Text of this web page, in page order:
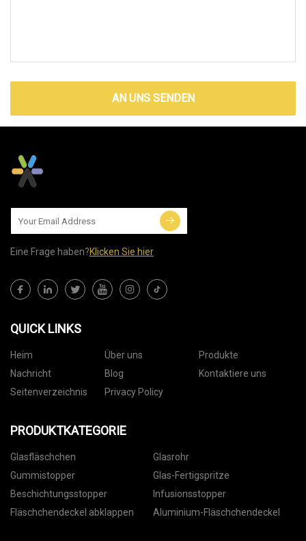
AN UNS SENDEN
Eine Frage haben?Klicken Sie hier
QUICK LINKS
Heim Über uns
Produkte
Nachricht
Blog
Kontaktiere uns
Seitenverzeichnis
Privacy Policy
PRODUKTKATEGORIE
Glasfläschchen
Glasrohr
Gummistopper
Glas-Fertigspritze
Beschichtungsstopper
Infusionsstopper
Fläschchendeckel abklappen
Aluminium-Fläschchendeckel